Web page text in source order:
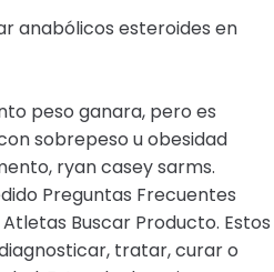
anabólicos esteroides en
peso ganara, pero es
sobrepeso u obesidad
ryan casey sarms.
Preguntas Frecuentes
Buscar Producto. Estos
tratar, curar o